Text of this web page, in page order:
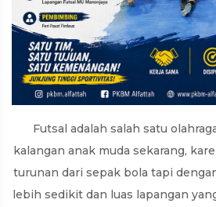
Futsal adalah salah satu
kalangan anak muda sekarang,
turunan dari sepak bola tapi
lebih sedikit dan luas lapangan